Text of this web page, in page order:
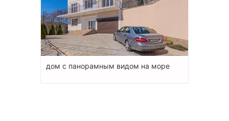
дом с панорамным видом на море